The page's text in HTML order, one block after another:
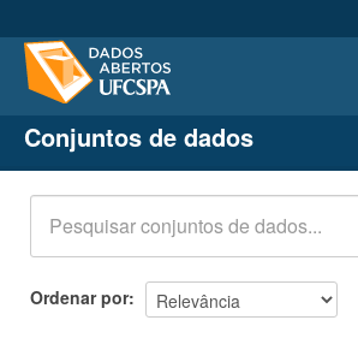
Conjuntos de dados
Organizações
Grupos
Sobre
Conjuntos de dados
Ordenar por